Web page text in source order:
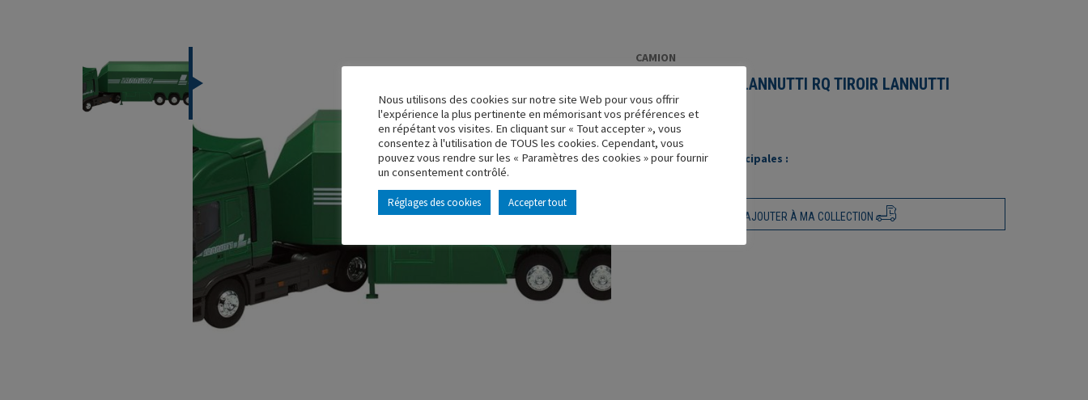
CAMION
IVECO STRALIS LANNUTTI RQ TIROIR LANNUTTI
Réf. : 112340
Rupture de stock
Caractéristique principales :
AJOUTER À MA COLLECTION
Nous utilisons des cookies sur notre site Web pour vous offrir
l'expérience la plus pertinente en mémorisant vos préférences et
en répétant vos visites. En cliquant sur « Tout accepter », vous
consentez à l'utilisation de TOUS les cookies. Cependant, vous
pouvez vous rendre sur les « Paramètres des cookies » pour fournir
un consentement contrôlé.
Réglages des cookies Accepter tout